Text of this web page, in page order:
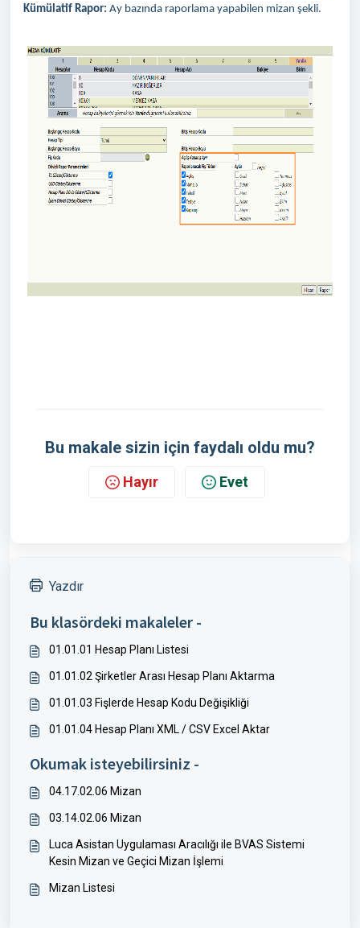
Kümülatif Rapor: Ay bazında raporlama yapabilen mizan şekli.
Bu makale sizin için faydalı oldu mu?
Hayır Evet
Yazdır
Bu klasördeki makaleler -
01.01.01 Hesap Planı Listesi
01.01.02 Şirketler Arası Hesap Planı Aktarma
01.01.03 Fişlerde Hesap Kodu Değişikliği
01.01.04 Hesap Planı XML / CSV Excel Aktar
Okumak isteyebilirsiniz -
04.17.02.06 Mizan
03.14.02.06 Mizan
Luca Asistan Uygulaması Aracılığı ile BVAS Sistemi
Kesin Mizan ve Geçici Mizan İşlemi
Mizan Listesi